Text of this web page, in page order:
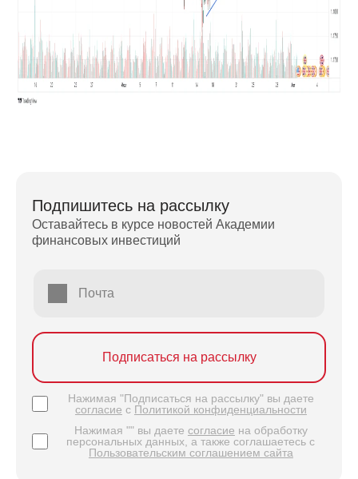
Подпишитесь на рассылку
Оставайтесь в курсе новостей Академии
финансовых инвестиций
Подписаться на рассылку
Нажимая "Подписаться на рассылку" вы даете
согласие с Политикой конфиденциальности
Нажимая "" вы даете согласие на обработку
персональных данных, а также соглашаетесь с
Пользовательским соглашением сайта